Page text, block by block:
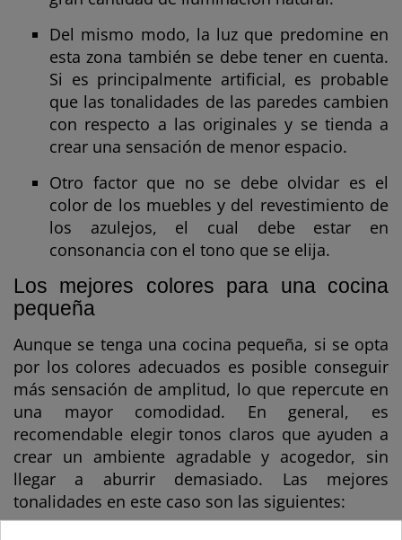
Del mismo modo, la luz que predomine en
esta zona también se debe tener en cuenta.
Si es principalmente artificial, es probable
que las tonalidades de las paredes cambien
con respecto a las originales y se tienda a
crear una sensación de menor espacio.
Otro factor que no se debe olvidar es el
color de los muebles y del revestimiento de
los azulejos, el cual debe estar en
consonancia con el tono que se elija.
Los mejores colores para una cocina
pequeña
Aunque se tenga una cocina pequeña, si se opta
por los colores adecuados es posible conseguir
más sensación de amplitud, lo que repercute en
una mayor comodidad. En general, es
recomendable elegir tonos claros que ayuden a
crear un ambiente agradable y acogedor, sin
llegar a aburrir demasiado. Las mejores
tonalidades en este caso son las siguientes: